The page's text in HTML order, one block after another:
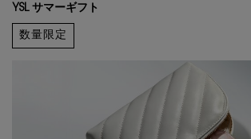
YSL サマーギフト
数量限定